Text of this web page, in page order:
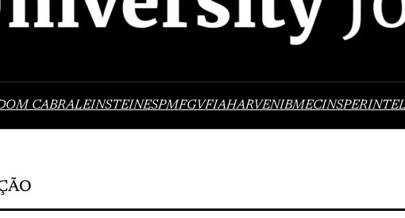
CABRALEINSTEINESPMFGVFIAHARVENIBMECINSPER